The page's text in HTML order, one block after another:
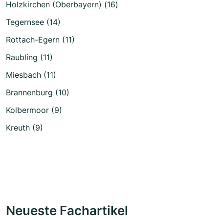
Holzkirchen (Oberbayern) (16)
Tegernsee (14)
Rottach-Egern (11)
Raubling (11)
Miesbach (11)
Brannenburg (10)
Kolbermoor (9)
Kreuth (9)
Neueste Fachartikel